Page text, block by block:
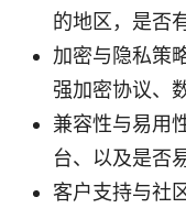
的地区，是否
加密与隐私策
强加密协议、
兼容性与易用
台、以及是否
客户支持与社